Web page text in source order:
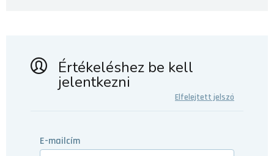
Értékeléshez be kell
jelentkezni
Elfelejtett jelszó
E-mailcím